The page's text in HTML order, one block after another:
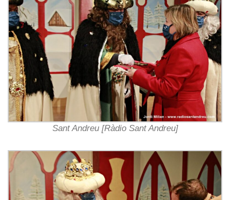
Sant Andreu [Ràdio Sant Andreu]